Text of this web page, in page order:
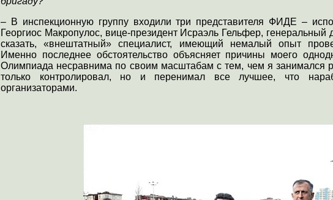
– В инспекционную группу входили три представителя ФИДЕ –
Георгиос Макропулос, вице-президент Исраэль Гельфер, генеральный
сказать, «внештатный» специалист, имеющий немалый опыт
Именно последнее обстоятельство объясняет причины моего
Олимпиада несравнима по своим масштабам с тем, чем я занимался
только контролировал, но и перенимал все лучшее, что
организаторами.